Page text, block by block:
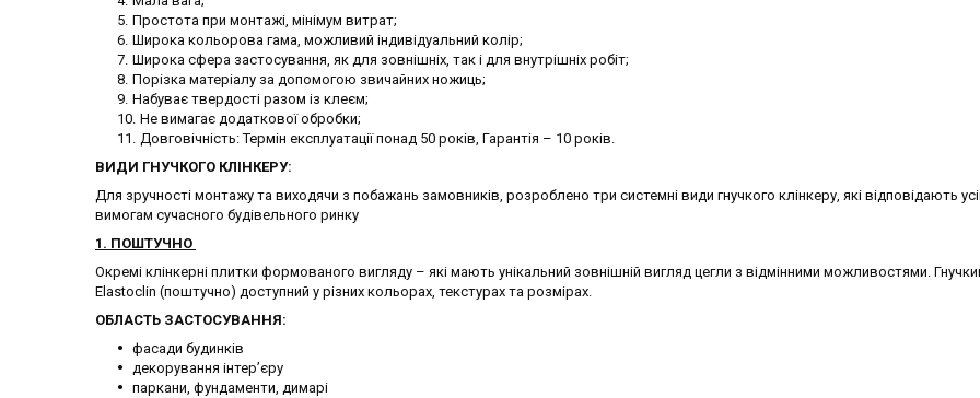
Простота при монтажі, мінімум витрат;
Широка кольорова гама, можливий індивідуальний колір;
Широка сфера застосування, як для зовнішніх, так і для внутрішніх робіт;
Порізка матеріалу за допомогою звичайних ножиць;
Набуває твердості разом із клеєм;
Не вимагає додаткової обробки;
Довговічність: Термін експлуатації понад 50 років, Гарантія – 10 років.
ВИДИ ГНУЧКОГО КЛІНКЕРУ:
Для зручності монтажу та виходячи з побажань замовників, розроблено три системні види гнучкого клінкеру, які відповідають
вимогам сучасного будівельного ринку
1. ПОШТУЧНО
Окремі клінкерні плитки формованого вигляду – які мають унікальний зовнішній вигляд цегли з відмінними можливостями.
Elastoclin (поштучно) доступний у різних кольорах, текстурах та розмірах.
ОБЛАСТЬ ЗАСТОСУВАННЯ:
фасади будинків
декорування інтер’єру
паркани, фундаменти, димарі